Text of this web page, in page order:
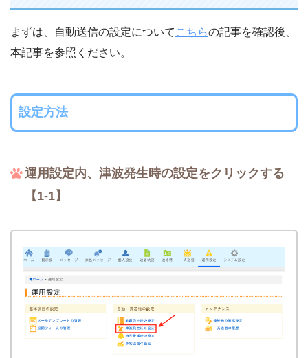
まずは、自動送信の設定について こちらの記事を確認後、
本記事を参照ください。
設定方法
運用設定内、津波発生時の設定をクリックする
【1-1】